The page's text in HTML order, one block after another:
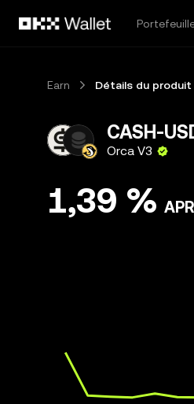
Earn Détails du produit
CASH-
Orca V3
1,39 % APR